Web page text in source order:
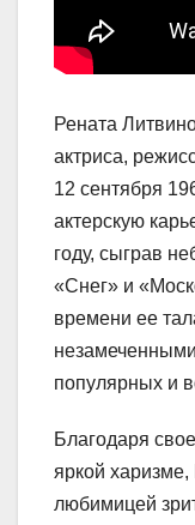
Рената
актриса,
12 сентября
актерскую
году, сыграв
«Снег» и
времени ее
популярных и
Благодаря
яркой
любимицей